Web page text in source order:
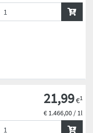
21,99€1
€ 1.466,00 / 1l